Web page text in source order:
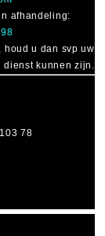
afhandeling:
u dan svp uw
dienst kunnen zijn.
78